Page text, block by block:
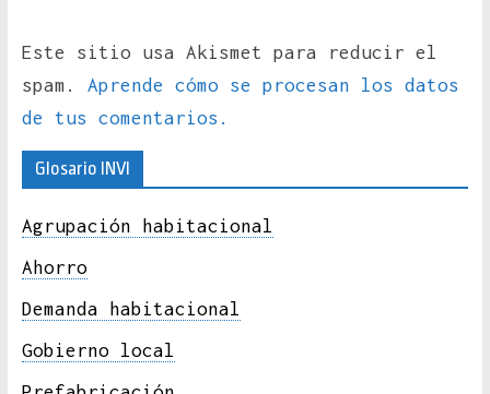
Este sitio usa Akismet para reducir el
spam. Aprende cómo se procesan los datos
de tus comentarios.
Glosario INVI
Agrupación habitacional
Ahorro
Demanda habitacional
Gobierno local